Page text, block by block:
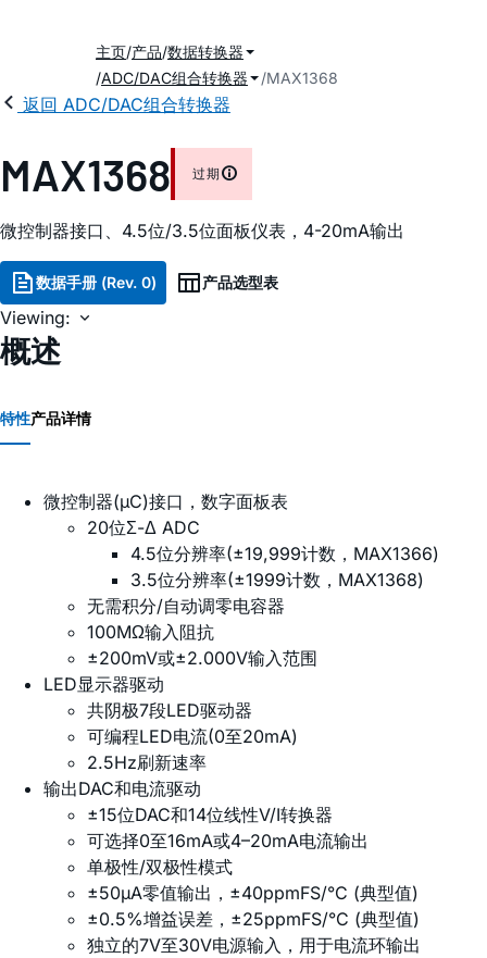
主页 产品 数据转换器
ADC/DAC组合转换器
MAX1368
返回 ADC/DAC组合转换器
MAX1368 过期
微控制器接口、4.5位/3.5位面板仪表，4-20mA输出
数据手册 (Rev. 0) 产品选型表
Viewing:
概述
特性产品详情
微控制器(µC)接口，数字面板表
20位Σ-Δ ADC
4.5位分辨率(±19,999计数，MAX1366)
3.5位分辨率(±1999计数，MAX1368)
无需积分/自动调零电容器
100MΩ输入阻抗
±200mV或±2.000V输入范围
LED显示器驱动
共阴极7段LED驱动器
可编程LED电流(0至20mA)
2.5Hz刷新速率
输出DAC和电流驱动
±15位DAC和14位线性V/I转换器
可选择0至16mA或4–20mA电流输出
单极性/双极性模式
±50µA零值输出，±40ppmFS/°C (典型值)
±0.5%增益误差，±25ppmFS/°C (典型值)
独立的7V至30V电源输入，用于电流环输出